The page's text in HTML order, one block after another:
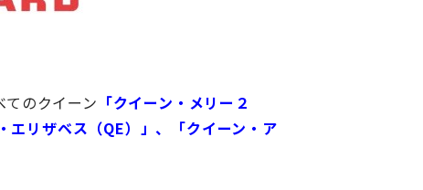
てのクイーン 「クイーン・メリー２
エリザベス（QE）」、「クイーン・ア